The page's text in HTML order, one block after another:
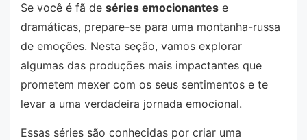
Se você é fã de séries emocionantes e
dramáticas, prepare-se para uma montanha-russa
de emoções. Nesta seção, vamos explorar
algumas das produções mais impactantes que
prometem mexer com os seus sentimentos e te
levar a uma verdadeira jornada emocional.
Essas séries são conhecidas por criar uma